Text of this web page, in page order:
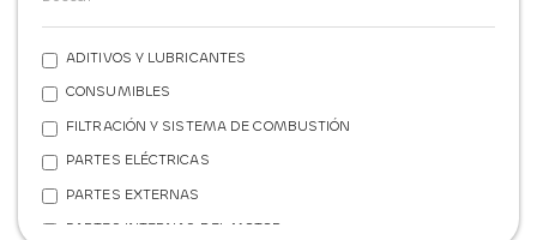
ADITIVOS Y LUBRICANTES
CONSUMIBLES
FILTRACIÓN Y SISTEMA DE COMBUSTIÓN
PARTES ELÉCTRICAS
PARTES EXTERNAS
PARTES INTERNAS DEL MOTOR